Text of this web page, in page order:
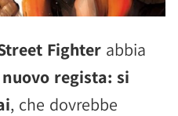
Fighter abbia
nuovo regista: si
, che dovrebbe